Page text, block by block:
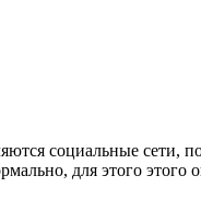
социальные сети,
для этого этого